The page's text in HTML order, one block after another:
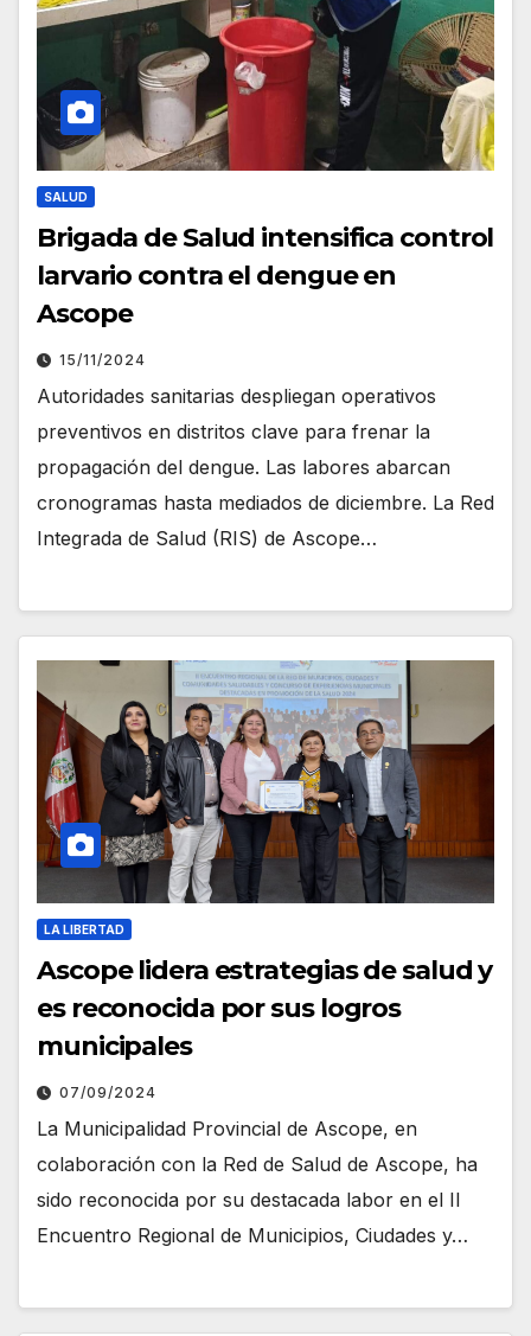
SALUD
Brigada de Salud intensifica control
larvario contra el dengue en
Ascope
15/11/2024
Autoridades sanitarias despliegan operativos
preventivos en distritos clave para frenar la
propagación del dengue. Las labores abarcan
cronogramas hasta mediados de diciembre. La Red
Integrada de Salud (RIS) de Ascope…
LA LIBERTAD
Ascope lidera estrategias de salud y
es reconocida por sus logros
municipales
07/09/2024
La Municipalidad Provincial de Ascope, en
colaboración con la Red de Salud de Ascope, ha
sido reconocida por su destacada labor en el II
Encuentro Regional de Municipios, Ciudades y…